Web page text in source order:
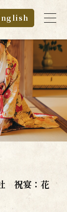
祝宴：花